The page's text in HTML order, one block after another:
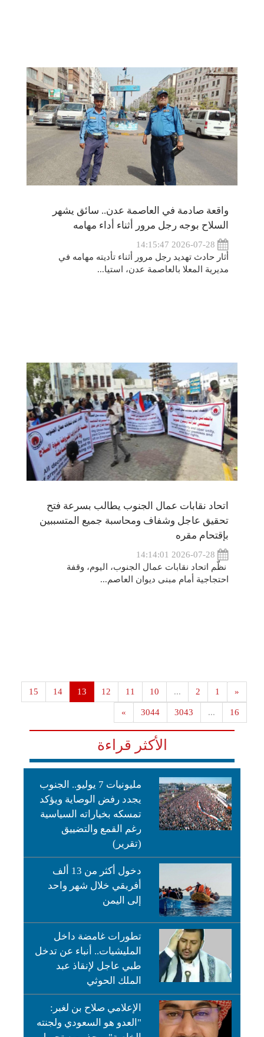
واقعة صادمة في العاصمة عدن.. سائق يشهر
السلاح بوجه رجل مرور أثناء أداء مهامه
أثار حادث تهديد رجل مرور أثناء تأديته مهامه في
مديرية المعلا بالعاصمة عدن، استيا...
اتحاد نقابات عمال الجنوب يطالب بسرعة فتح
تحقيق عاجل وشفاف ومحاسبة جميع المتسببين
بإقتحام مقره
نظّم اتحاد نقابات عمال الجنوب، اليوم، وقفة
احتجاجية أمام مبنى ديوان العاصم...
«
1
2
...
10
11
12
13
14
15
16
...
3043
3044
»
الأكثر قراءة
مليونيات 7 يوليو.. الجنوب
يجدد رفض الوصاية ويؤكد
تمسكه بخياراته السياسية
رغم القمع والتضييق
(تقرير)
دخول أكثر من 13 ألف
أفريقي خلال شهر واحد
إلى اليمن
تطورات غامضة داخل
المليشيات.. أنباء عن تدخل
طبي عاجل لإنقاذ عبد
الملك الحوثي
الإعلامي صلاح بن لغبر:
"العدو هو السعودي ولجنته